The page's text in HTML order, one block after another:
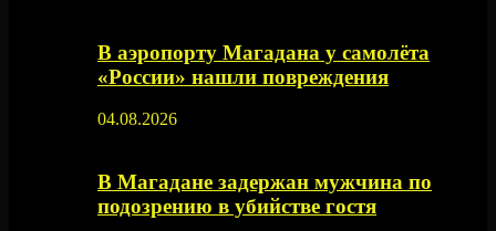
В аэропорту Магадана у самолёта
«России» нашли повреждения
04.08.2026
В Магадане задержан мужчина по
подозрению в убийстве гостя